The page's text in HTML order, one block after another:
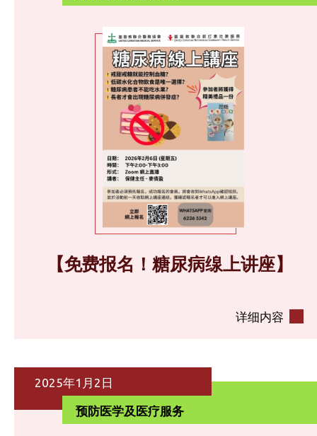
【免费报名！糖尿病缐上讲座】
详细内容
2025年1月2日
预防医学及医疗服务